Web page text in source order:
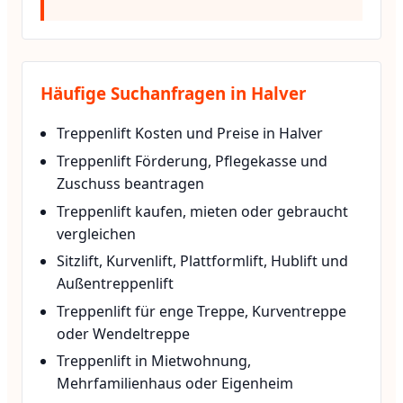
Häufige Suchanfragen in Halver
Treppenlift Kosten und Preise in Halver
Treppenlift Förderung, Pflegekasse und
Zuschuss beantragen
Treppenlift kaufen, mieten oder gebraucht
vergleichen
Sitzlift, Kurvenlift, Plattformlift, Hublift und
Außentreppenlift
Treppenlift für enge Treppe, Kurventreppe
oder Wendeltreppe
Treppenlift in Mietwohnung,
Mehrfamilienhaus oder Eigenheim